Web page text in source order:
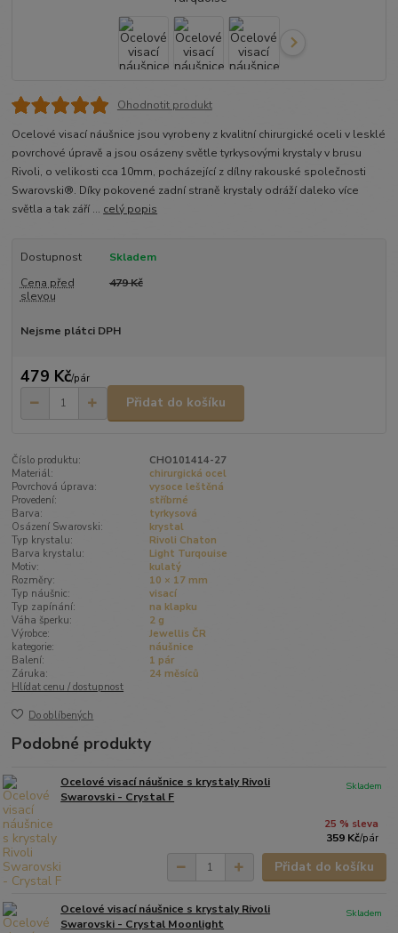
Ohodnotit produkt
Ocelové visací náušnice jsou vyrobeny z kvalitní chirurgické oceli v lesklé
povrchové úpravě a jsou osázeny světle tyrkysovými krystaly v brusu
Rivoli, o velikosti cca 10mm, pocházející z dílny rakouské společnosti
Swarovski®. Díky pokovené zadní straně krystaly odráží daleko více
světla a tak září ... celý popis
Dostupnost
Skladem
Cena před
slevou
479 Kč
Nejsme plátci DPH
479 Kč/pár
Přidat do košíku
Číslo produktu:
CHO101414-27
Materiál:
chirurgická ocel
Povrchová úprava:
vysoce leštěná
Provedení:
stříbrné
Barva:
tyrkysová
Osázení Swarovski:
krystal
Typ krystalu:
Rivoli Chaton
Barva krystalu:
Light Turqouise
Motiv:
kulatý
Rozměry:
10 × 17 mm
Typ náušnic:
visací
Typ zapínání:
na klapku
Váha šperku:
2 g
Výrobce:
Jewellis ČR
kategorie:
náušnice
Balení:
1 pár
Záruka:
24 měsíců
Hlídat cenu / dostupnost
Do oblíbených
Podobné produkty
Ocelové visací náušnice s krystaly Rivoli
Swarovski - Crystal F
25 % sleva
359 Kč/pár
Skladem
Přidat do košíku
Ocelové visací náušnice s krystaly Rivoli
Swarovski - Crystal Moonlight
Skladem